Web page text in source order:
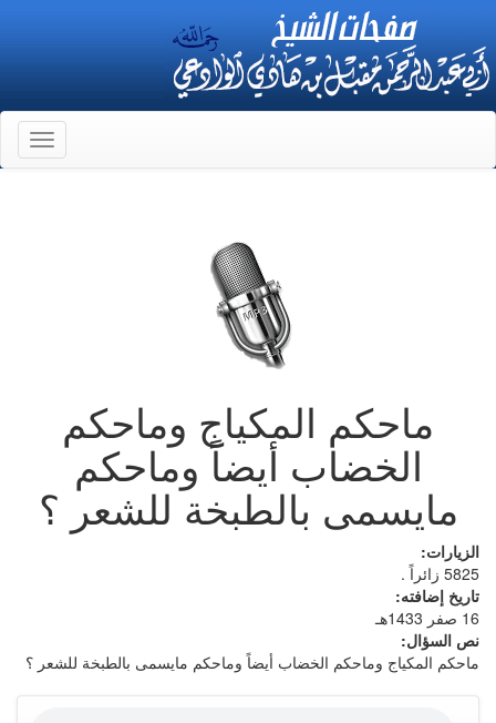
ماحكم المكياج وماحكم
الخضاب أيضاً وماحكم
مايسمى بالطبخة للشعر ؟
الزيارات:
5825 زائراً .
تاريخ إضافته:
16 صفر 1433هـ
نص السؤال:
ماحكم المكياج وماحكم الخضاب أيضاً وماحكم مايسمى بالطبخة للشعر ؟